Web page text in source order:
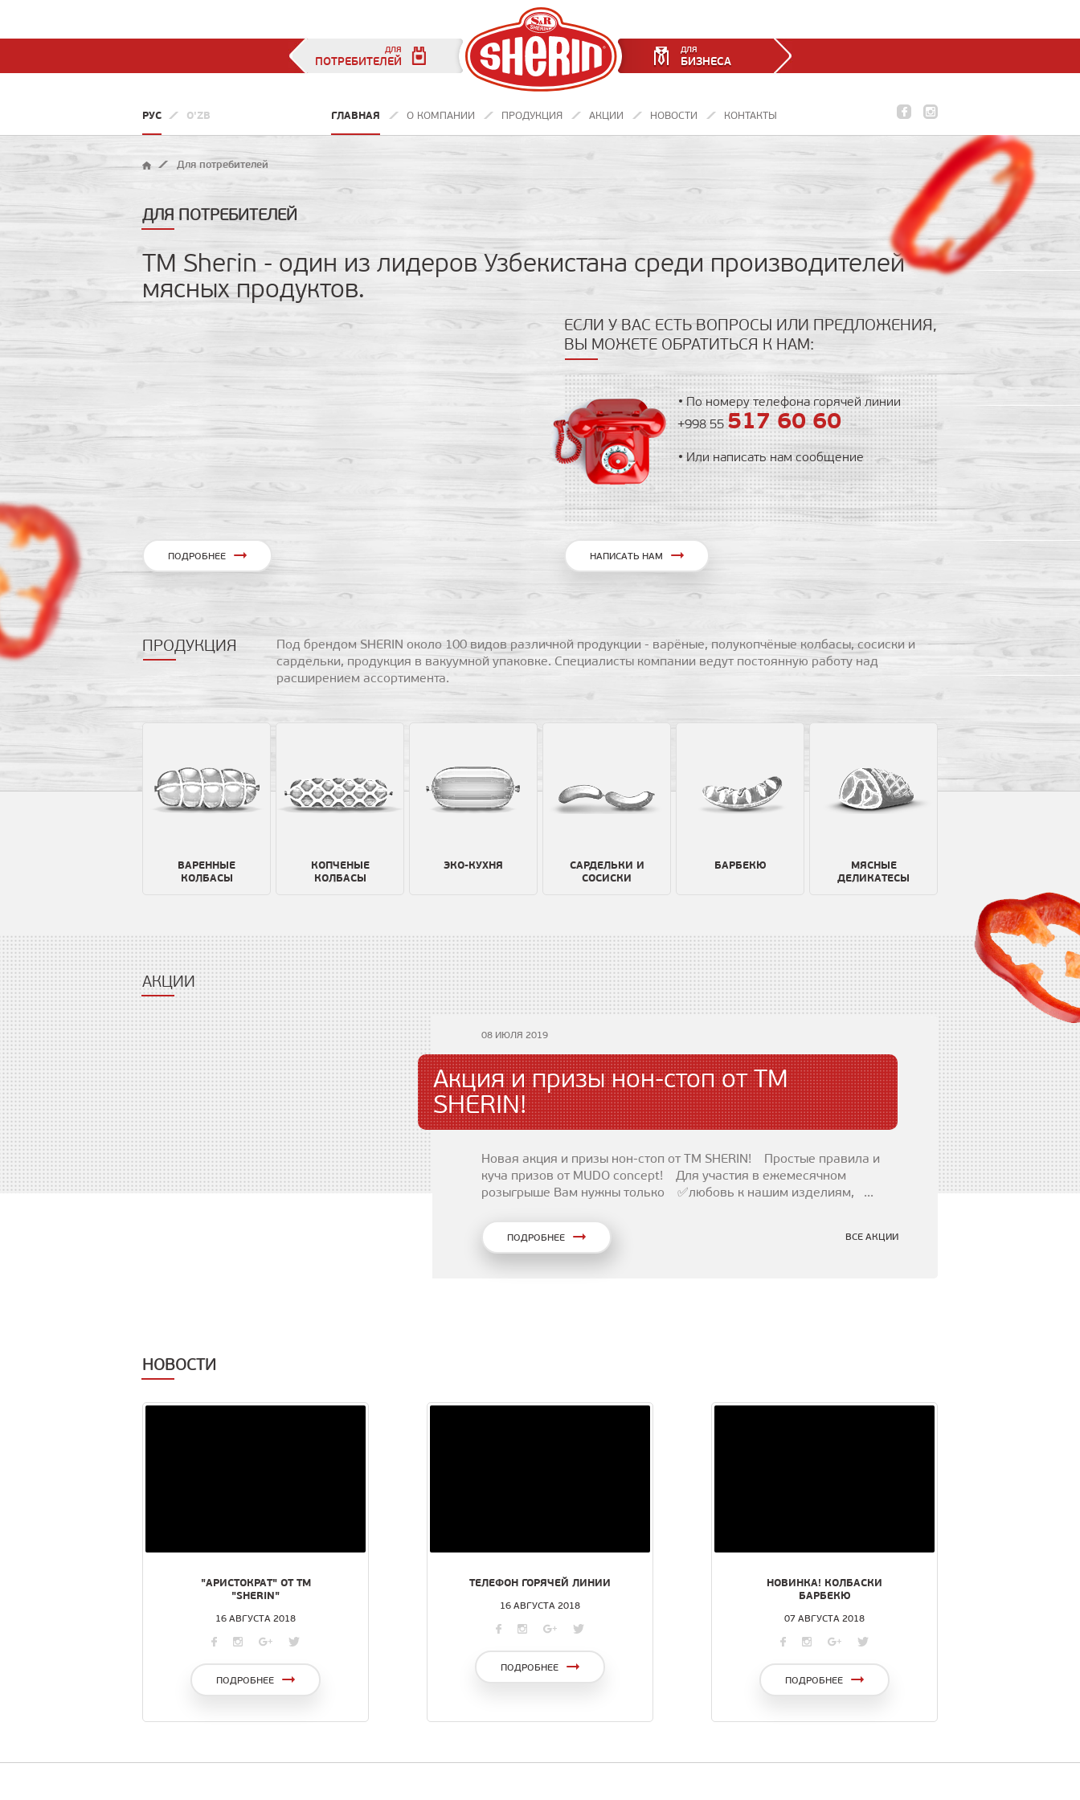
ДЛЯ
ПОТРЕБИТЕЛЕЙ
ДЛЯ
БИЗНЕСА
РУС O'ZB ГЛАВНАЯ О КОМПАНИИ ПРОДУКЦИЯ АКЦИИ НОВОСТИ КОНТАКТЫ
Для потребителей
ДЛЯ ПОТРЕБИТЕЛЕЙ
ТМ Sherin - один из лидеров Узбекистана среди производителей
мясных продуктов.
ПОДРОБНЕЕ
ЕСЛИ У ВАС ЕСТЬ ВОПРОСЫ ИЛИ ПРЕДЛОЖЕНИЯ,
ВЫ МОЖЕТЕ ОБРАТИТЬСЯ К НАМ:
По номеру телефона горячей линии
+998 55517 60 60
Или написать нам сообщение
НАПИСАТЬ НАМ
ПРОДУКЦИЯ
Под брендом SHERIN около 100 видов различной продукции - варёные, полукопчёные колбасы, сосиски и
сардельки, продукция в вакуумной упаковке. Специалисты компании ведут постоянную работу над
расширением ассортимента.
ВАРЕННЫЕ
КОЛБАСЫ
КОПЧЕНЫЕ
КОЛБАСЫ
ЭКО-КУХНЯ
САРДЕЛЬКИ И
СОСИСКИ
БАРБЕКЮ
МЯСНЫЕ
ДЕЛИКАТЕСЫ
АКЦИИ
08 ИЮЛЯ 2019
Акция и призы нон-стоп от TM
SHERIN!
Новая акция и призы нон-стоп от TM SHERIN! Простые правила и
куча призов от MUDO concept! Для участия в ежемесячном
розыгрыше Вам нужны только ✅любовь к нашим изделиям, ...
ПОДРОБНЕЕ ВСЕ АКЦИИ
НОВОСТИ
"АРИСТОКРАТ" ОТ ТМ
"SHERIN"
16 АВГУСТА 2018
ПОДРОБНЕЕ
ТЕЛЕФОН ГОРЯЧЕЙ ЛИНИИ
16 АВГУСТА 2018
ПОДРОБНЕЕ
НОВИНКА! КОЛБАСКИ
БАРБЕКЮ
07 АВГУСТА 2018
ПОДРОБНЕЕ